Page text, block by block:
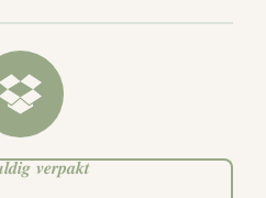
a
𝒗𝒆𝒓𝒑𝒂𝒌𝒕